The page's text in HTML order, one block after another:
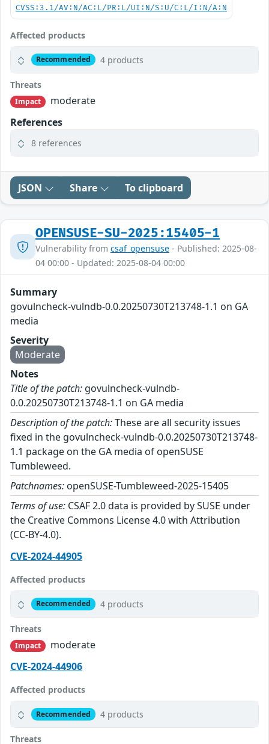
CVSS:3.1/AV:N/AC:L/PR:L/UI:N/S:U/C:L/I:N/A:N
Affected products
Recommended 4 products
Threats
Impact
moderate
References
8 references
JSON Share To clipboard
OPENSUSE-SU-2025:15405-1
Vulnerability from csaf_opensuse - Published: 2025-08-
04 00:00 - Updated: 2025-08-04 00:00
Summary
govulncheck-vulndb-0.0.20250730T213748-1.1 on GA
media
Severity
Moderate
Notes
Title of the patch: govulncheck-vulndb-
0.0.20250730T213748-1.1 on GA media
Description of the patch:These are all security issues
fixed in the govulncheck-vulndb-0.0.20250730T213748-
1.1 package on the GA media of openSUSE
Tumbleweed.
Patchnames: openSUSE-Tumbleweed-2025-15405
Terms of use: CSAF 2.0 data is provided by SUSE under
the Creative Commons License 4.0 with Attribution
(CC-BY-4.0).
CVE-2024-44905
Affected products
Recommended 4 products
Threats
Impact
moderate
CVE-2024-44906
Affected products
Recommended 4 products
Threats